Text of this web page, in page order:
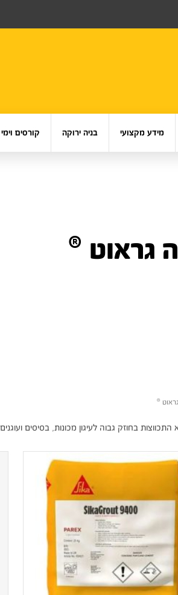
מידע מקצועי בניה ירוקה קורסים וימי
גראוט ®
®